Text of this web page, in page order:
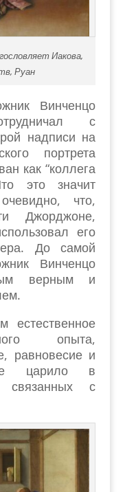
Иакова,
Руан
Винченцо
с
надписи на
портрета
как “коллега
это значит
что,
Джорджоне,
его
До самой
Винченцо
верным и
естественное
опыта,
равновесие и
царило в
с